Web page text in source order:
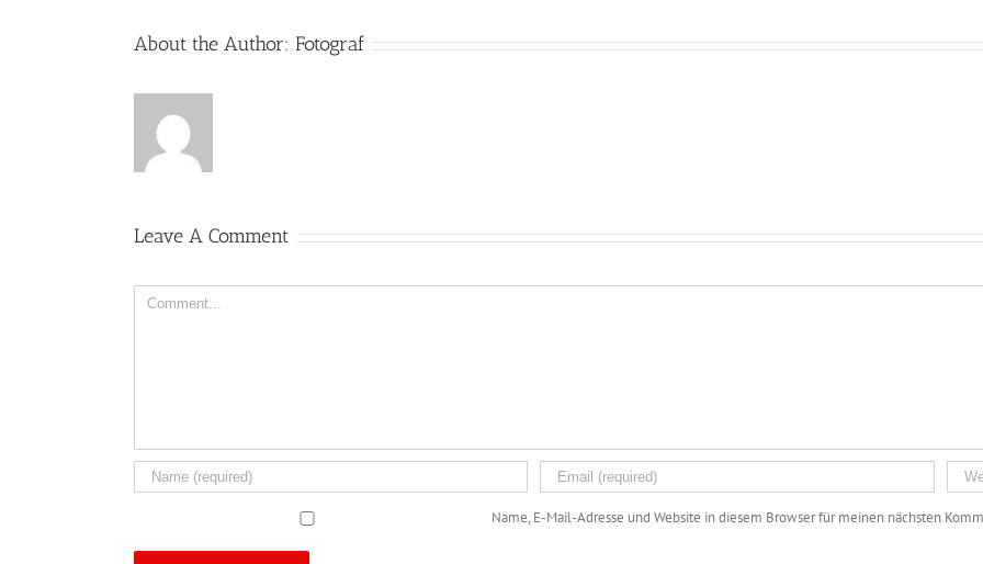
About the Author: Fotograf
Leave A Comment
Comment
Name, E-Mail-Adresse und Website in diesem Browser für meinen nächsten